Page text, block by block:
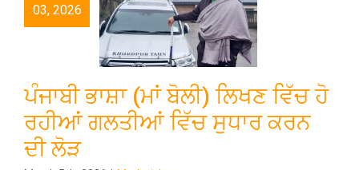
03, 2026
ਪੰਜਾਬੀ ਭਾਸ਼ਾ (ਮਾਂ ਬੋਲੀ) ਲਿਖਣ ਵਿੱਚ ਹੋ
ਰਹੀਆਂ ਗਲਤੀਆਂ ਵਿੱਚ ਸੁਧਾਰ ਕਰਨ
ਦੀ ਲੋੜ